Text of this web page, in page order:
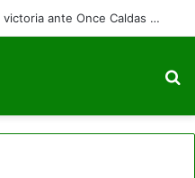
Jaguares buscará su primera victoria ante Once Caldas en Montería